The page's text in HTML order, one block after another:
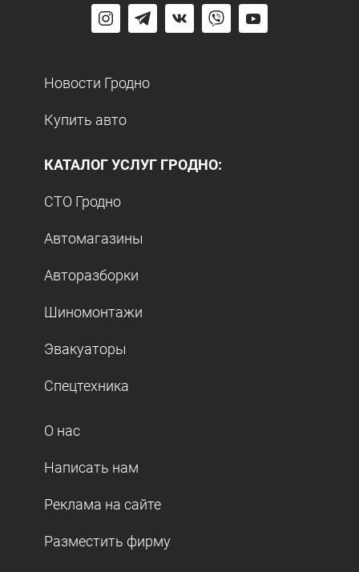
Новости Гродно
Купить авто
КАТАЛОГ УСЛУГ ГРОДНО:
СТО Гродно
Автомагазины
Авторазборки
Шиномонтажи
Эвакуаторы
Спецтехника
О нас
Написать нам
Реклама на сайте
Разместить фирму